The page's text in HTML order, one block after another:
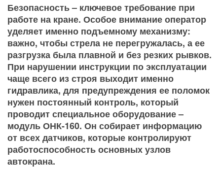
Безопасность – ключевое требование при
работе на кране. Особое внимание оператор
уделяет именно подъемному механизму:
важно, чтобы стрела не перегружалась, а ее
разгрузка была плавной и без резких рывков.
При нарушении инструкции по эксплуатации
чаще всего из строя выходит именно
гидравлика, для предупреждения ее поломок
нужен постоянный контроль, который
проводит специальное оборудование –
модуль ОНК-160. Он собирает информацию
от всех датчиков, которые контролируют
работоспособность основных узлов
автокрана.